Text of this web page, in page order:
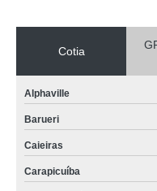
Cotia
Alphaville
Barueri
Caieiras
Carapicuíba